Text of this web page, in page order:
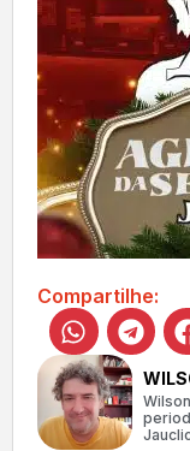
Compartilhe: